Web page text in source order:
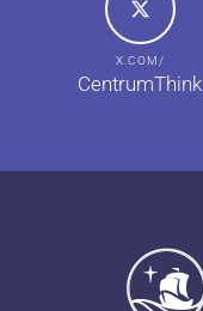
X.COM/
CentrumThink